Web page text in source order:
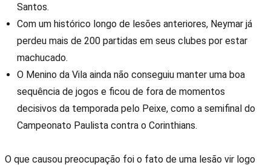
Santos.
Com um histórico longo de lesões anteriores, Neymar já
perdeu mais de 200 partidas em seus clubes por estar
machucado.
O Menino da Vila ainda não conseguiu manter uma boa
sequência de jogos e ficou de fora de momentos
decisivos da temporada pelo Peixe, como a semifinal do
Campeonato Paulista contra o Corinthians.
O que causou preocupação foi o fato de uma lesão vir logo